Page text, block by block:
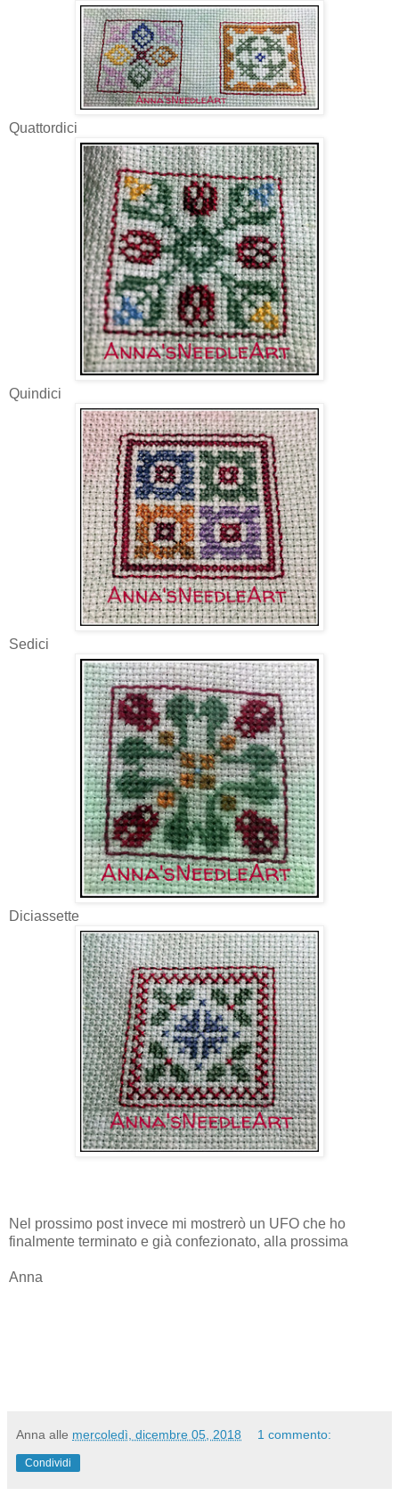
Quattordici
Quindici
Sedici
Diciassette
Nel prossimo post invece mi mostrerò un UFO che ho
finalmente terminato e già confezionato, alla prossima
Anna
Anna alle mercoledì, dicembre 05, 2018 1 commento:
Condividi